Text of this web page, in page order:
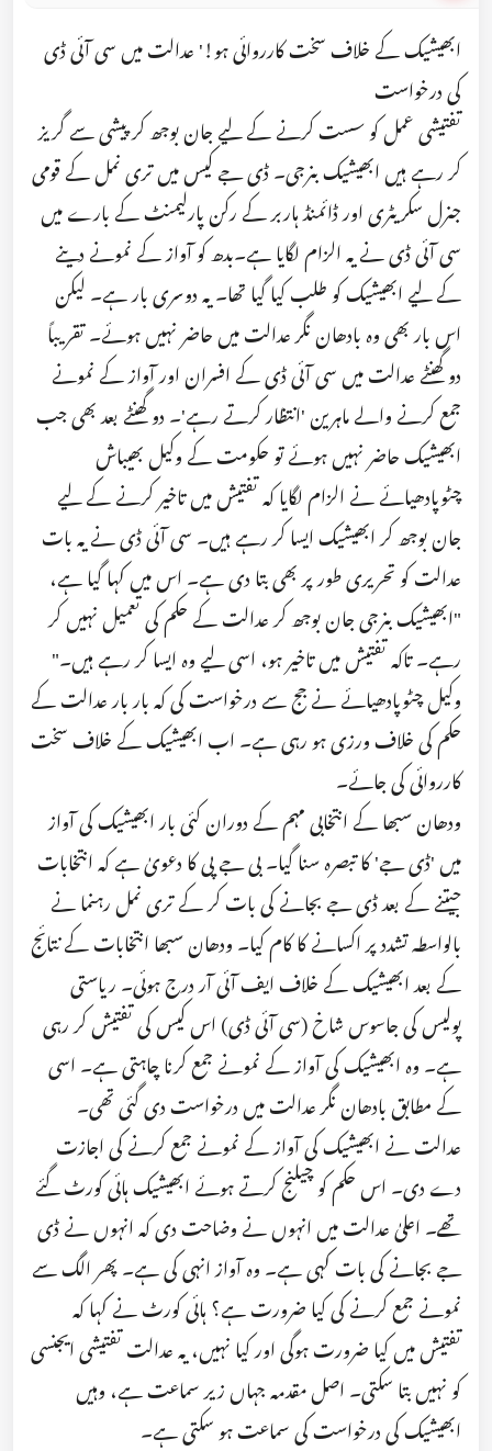
ابھیشیک کے خلاف سخت کارروائی ہو!' عدالت میں سی آئی ڈی
کی درخواست
تفتیشی عمل کو سست کرنے کے لیے جان بوجھ کر پیشی سے گریز
کر رہے ہیں ابھیشیک بنرجی۔ ڈی جے کیس میں تری نمل کے قومی
جنرل سکریٹری اور ڈائمنڈ ہاربر کے رکن پارلیمنٹ کے بارے میں
سی آئی ڈی نے یہ الزام لگایا ہے۔بدھ کو آواز کے نمونے دینے
کے لیے ابھیشیک کو طلب کیا گیا تھا۔ یہ دوسری بار ہے۔ لیکن
اس بار بھی وہ بادھان نگر عدالت میں حاضر نہیں ہوئے۔ تقریباً
دو گھنٹے عدالت میں سی آئی ڈی کے افسران اور آواز کے نمونے
جمع کرنے والے ماہرین 'انتظار کرتے رہے'۔ دو گھنٹے بعد بھی جب
ابھیشیک حاضر نہیں ہوئے تو حکومت کے وکیل بھیباش
چٹوپادھیائے نے الزام لگایا کہ تفتیش میں تاخیر کرنے کے لیے
جان بوجھ کر ابھیشیک ایسا کر رہے ہیں۔ سی آئی ڈی نے یہ بات
عدالت کو تحریری طور پر بھی بتا دی ہے۔ اس میں کہا گیا ہے،
"ابھیشیک بنرجی جان بوجھ کر عدالت کے حکم کی تعمیل نہیں کر
رہے۔ تاکہ تفتیش میں تاخیر ہو، اسی لیے وہ ایسا کر رہے ہیں۔"
وکیل چٹوپادھیائے نے جج سے درخواست کی کہ بار بار عدالت کے
حکم کی خلاف ورزی ہو رہی ہے۔ اب ابھیشیک کے خلاف سخت
کارروائی کی جائے۔
ودھان سبھا کے انتخابی مہم کے دوران کئی بار ابھیشیک کی آواز
میں 'ڈی جے' کا تبصرہ سنا گیا۔ بی جے پی کا دعویٰ ہے کہ انتخابات
جیتنے کے بعد ڈی جے بجانے کی بات کر کے تری نمل رہنما نے
بالواسطہ تشدد پر اکسانے کا کام کیا۔ ودھان سبھا انتخابات کے نتائج
کے بعد ابھیشیک کے خلاف ایف آئی آر درج ہوئی۔ ریاستی
پولیس کی جاسوس شاخ (سی آئی ڈی) اس کیس کی تفتیش کر رہی
ہے۔ وہ ابھیشیک کی آواز کے نمونے جمع کرنا چاہتی ہے۔ اسی
کے مطابق بادھان نگر عدالت میں درخواست دی گئی تھی۔
عدالت نے ابھیشیک کی آواز کے نمونے جمع کرنے کی اجازت
دے دی۔ اس حکم کو چیلنج کرتے ہوئے ابھیشیک ہائی کورٹ گئے
تھے۔ اعلیٰ عدالت میں انہوں نے وضاحت دی کہ انہوں نے ڈی
جے بجانے کی بات کہی ہے۔ وہ آواز انہی کی ہے۔ پھر الگ سے
نمونے جمع کرنے کی کیا ضرورت ہے؟ ہائی کورٹ نے کہا کہ
تفتیش میں کیا ضرورت ہوگی اور کیا نہیں، یہ عدالت تفتیشی ایجنسی
کو نہیں بتا سکتی۔ اصل مقدمہ جہاں زیر سماعت ہے، وہیں
ابھیشیک کی درخواست کی سماعت ہو سکتی ہے۔